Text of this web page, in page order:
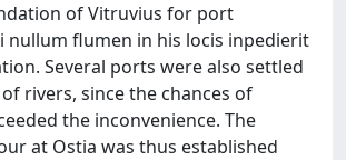
of Vitruvius for port
nullum flumen in his locis inpedierit
Several ports were also settled
rivers, since the chances of
the inconvenience. The
at Ostia was thus established